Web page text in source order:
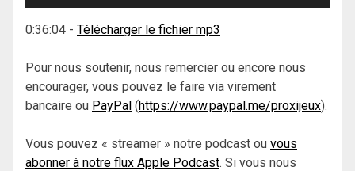
0:36:04 - Télécharger le fichier mp3
Pour nous soutenir, nous remercier ou encore nous
encourager, vous pouvez le faire via virement
bancaire ou PayPal (https://www.paypal.me/proxijeux).
Vous pouvez « streamer » notre podcast ou vous
abonner à notre flux Apple Podcast. Si vous nous